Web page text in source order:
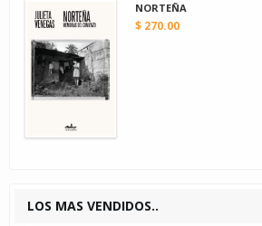
NORTEÑA
$ 270.00
LOS MAS VENDIDOS..